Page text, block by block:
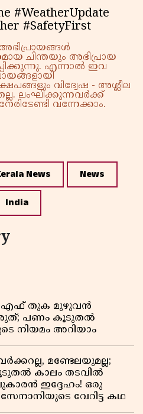
#WeatherUpdate
#SafetyFirst
ചിന്തയും അഭിപ്രായ
എന്നാൽ ഇവ
വിദ്വേഷ - അശ്ലീല
ലംഘിക്കുന്നവർക്ക്
വന്നേക്കാം.
News News
India
എഫ് തുക മുഴുവൻ
പണം കൂടുതൽ
നിയമം അറിയാം
മണ്ടേലയുമല്ല;
കാലം തടവിൽ
ഇദ്ദേഹം! ഒരു
വേറിട്ട കഥ